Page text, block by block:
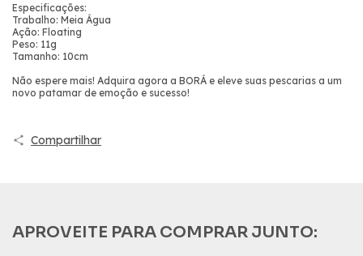
Especificações:
Trabalho: Meia Água
Ação: Floating
Peso: 11g
Tamanho: 10cm
Não espere mais! Adquira agora a BORÁ e eleve suas pescarias a um
novo patamar de emoção e sucesso!
Compartilhar
APROVEITE PARA COMPRAR JUNTO: